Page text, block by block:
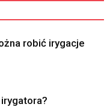
robić irygacje